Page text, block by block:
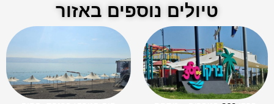
טיולים נוספים באזור